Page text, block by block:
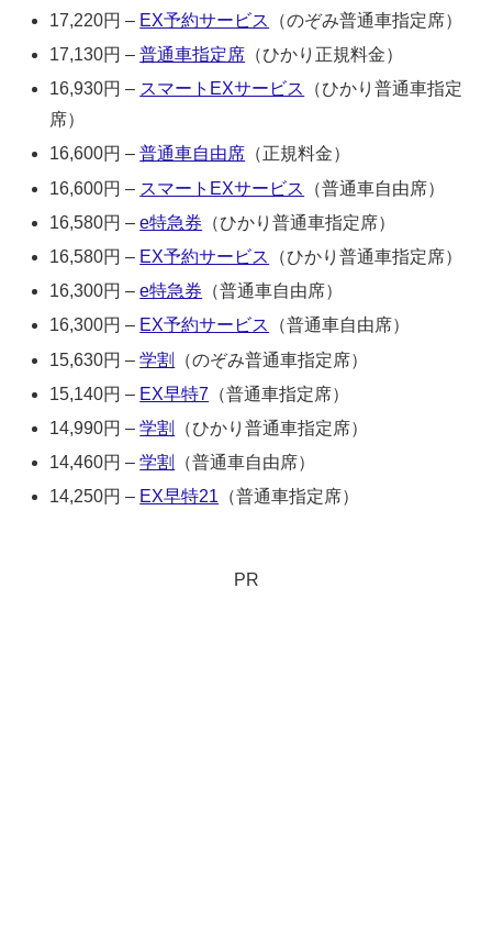
17,220円 – EX予約サービス
（のぞみ普通車指定席）
17,130円 –普通車指定席 （ひかり正規料金）
16,930円 – スマートEXサービス
（ひかり普通車指定
席）
16,600円 –普通車自由席 （正規料金）
16,600円 – スマートEXサービス
（普通車自由席）
16,580円 –e特急券 （ひかり普通車指定席）
16,580円 – EX予約サービス
（ひかり普通車指定席）
16,300円 –e特急券 （普通車自由席）
16,300円 – EX予約サービス
（普通車自由席）
15,630円 –学割
（のぞみ普通車指定席）
15,140円 – EX早特7 （普通車指定席）
14,990円 –学割
（ひかり普通車指定席）
14,460円 –学割
（普通車自由席）
14,250円 – EX早特21 （普通車指定席）
PR